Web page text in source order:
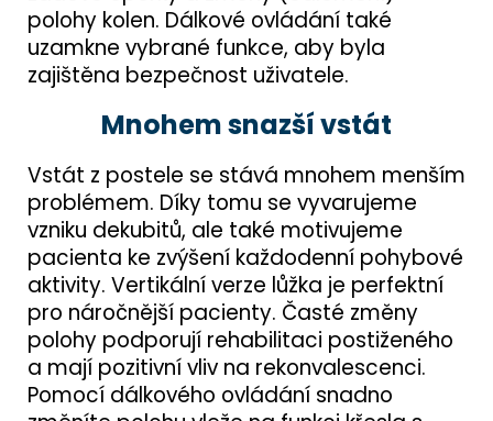
polohy kolen. Dálkové ovládání také
uzamkne vybrané funkce, aby byla
zajištěna bezpečnost uživatele.
Mnohem snazší vstát
Vstát z postele se stává mnohem menším
problémem. Díky tomu se vyvarujeme
vzniku dekubitů, ale také motivujeme
pacienta ke zvýšení každodenní pohybové
aktivity. Vertikální verze lůžka je perfektní
pro náročnější pacienty. Časté změny
polohy podporují rehabilitaci postiženého
a mají pozitivní vliv na rekonvalescenci.
Pomocí dálkového ovládání snadno